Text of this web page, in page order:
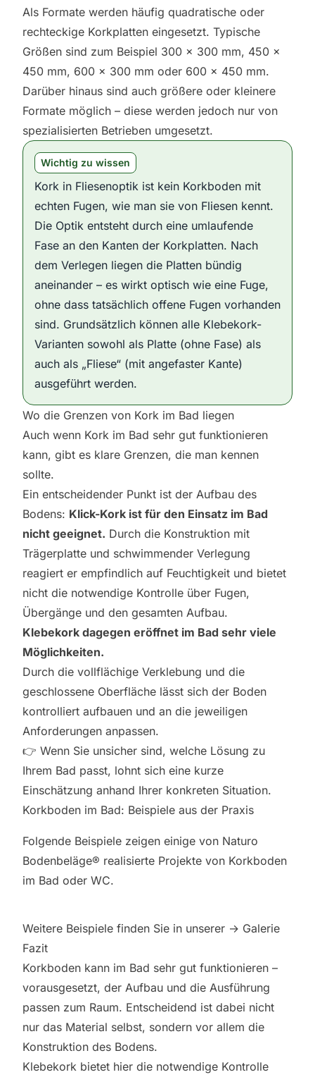
Als Formate werden häufig quadratische oder
rechteckige Korkplatten eingesetzt. Typische
Größen sind zum Beispiel 300 × 300 mm, 450 ×
450 mm, 600 × 300 mm oder 600 × 450 mm.
Darüber hinaus sind auch größere oder kleinere
Formate möglich – diese werden jedoch nur von
spezialisierten Betrieben umgesetzt.
Wichtig zu wissen
Kork in Fliesenoptik ist kein Korkboden mit
echten Fugen, wie man sie von Fliesen kennt.
Die Optik entsteht durch eine umlaufende
Fase an den Kanten der Korkplatten. Nach
dem Verlegen liegen die Platten bündig
aneinander – es wirkt optisch wie eine Fuge,
ohne dass tatsächlich offene Fugen vorhanden
sind. Grundsätzlich können alle Klebekork-
Varianten sowohl als Platte (ohne Fase) als
auch als „Fliese“ (mit angefaster Kante)
ausgeführt werden.
Wo die Grenzen von Kork im Bad liegen
Auch wenn Kork im Bad sehr gut funktionieren
kann, gibt es klare Grenzen, die man kennen
sollte.
Ein entscheidender Punkt ist der Aufbau des
Bodens: Klick-Kork ist für den Einsatz im Bad
nicht geeignet. Durch die Konstruktion mit
Trägerplatte und schwimmender Verlegung
reagiert er empfindlich auf Feuchtigkeit und bietet
nicht die notwendige Kontrolle über Fugen,
Übergänge und den gesamten Aufbau.
Klebekork dagegen eröffnet im Bad sehr viele
Möglichkeiten.
Durch die vollflächige Verklebung und die
geschlossene Oberfläche lässt sich der Boden
kontrolliert aufbauen und an die jeweiligen
Anforderungen anpassen.
👉 Wenn Sie unsicher sind, welche Lösung zu
Ihrem Bad passt, lohnt sich eine kurze
Einschätzung anhand Ihrer konkreten Situation.
Korkboden im Bad: Beispiele aus der Praxis
Folgende Beispiele zeigen einige von Naturo
Bodenbeläge® realisierte Projekte von Korkboden
im Bad oder WC.
Weitere Beispiele finden Sie in unserer → Galerie
Fazit
Korkboden kann im Bad sehr gut funktionieren –
vorausgesetzt, der Aufbau und die Ausführung
passen zum Raum. Entscheidend ist dabei nicht
nur das Material selbst, sondern vor allem die
Konstruktion des Bodens.
Klebekork bietet hier die notwendige Kontrolle